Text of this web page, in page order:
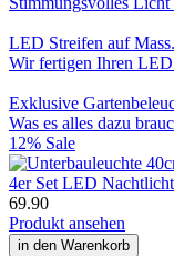
LED Streifen auf Mass.
Wir fertigen Ihren
Exklusive
Was es alles dazu
12% Sale
4er Set LED
69.90
Produkt ansehen
in den Warenkorb